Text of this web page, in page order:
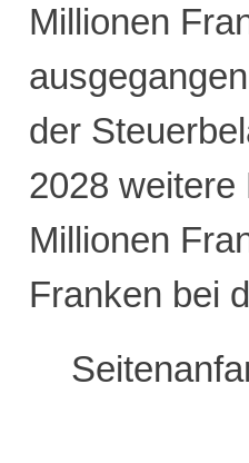
Millionen
der
2028 weitere
Millionen
Franken bei